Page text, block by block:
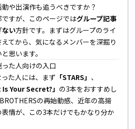
や出演作も追うべきですか？
すが、このページではグループ記事
ない方針です。まずはグループのライ
てから、気になるメンバーを深掘り
思います。
た人向けの入口
た人には、まず 「STARS」 、
Is Your Secret?」 の3本をおすすめし
の再始動感、近年の高揚
情が、この3本だけでもかなり分か